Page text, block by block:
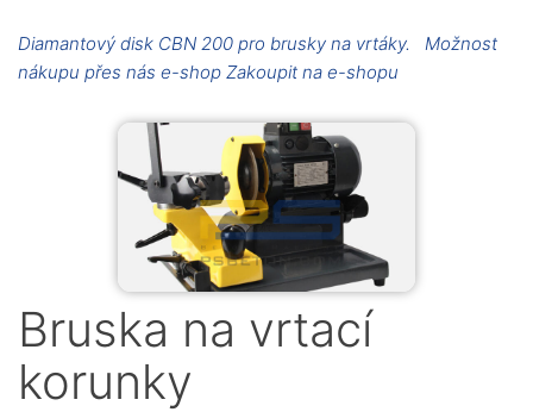
Diamantový disk CBN 200 pro brusky na vrtáky. Možnost
nákupu přes nás e-shop Zakoupit na e-shopu
Bruska na vrtací
korunky